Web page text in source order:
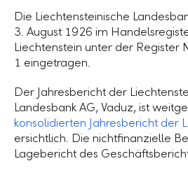
Die Liechtensteinische
3. August 1926 im
Liechtenstein unter der Register
1 eingetragen.
Der Jahresbericht der
Landesbank AG, Vaduz, ist
konsolidierten Jahresbericht der
ersichtlich. Die nichtfinanzielle
Lagebericht des